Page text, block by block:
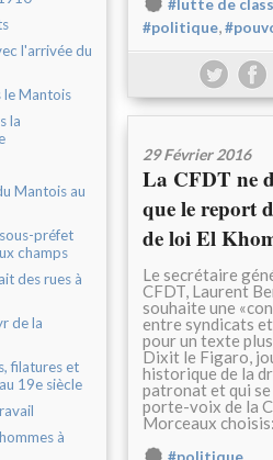
l'arrivée du
le Mantois
la
Mantois au
préfet
champs
des rues à
de la
filatures et
19e siècle
à
#lutte de
#politique,
29 Février 2016
La CFDT ne
que le report
de loi El
Le secrétaire
CFDT, Laurent
souhaite une
entre syndicats
pour un texte
Dixit le Figaro,
historique de la
patronat et qui
porte-voix de la
Morceaux